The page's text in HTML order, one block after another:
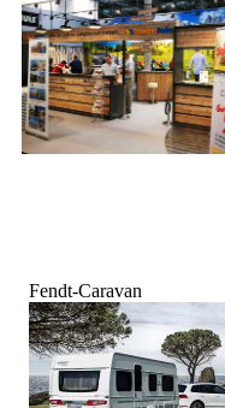
Fendt-Caravan